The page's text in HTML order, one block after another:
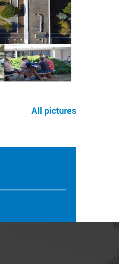
All pictures